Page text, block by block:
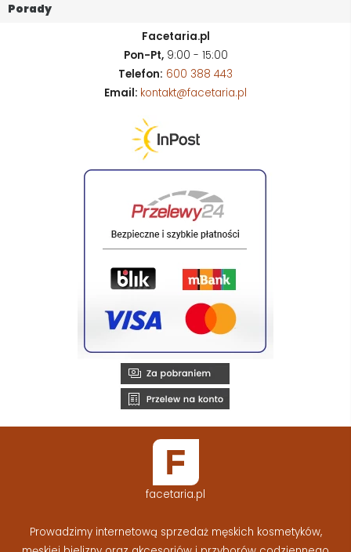
Porady
Facetaria.pl
Pon-Pt,9:00 - 15:00
Telefon: 600 388 443
Email: kontakt@facetaria.pl
facetaria.pl
Prowadzimy internetową sprzedaż męskich kosmetyków,